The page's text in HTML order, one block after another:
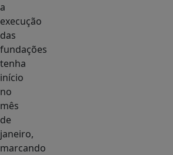
a
execução
das
fundações
tenha
início
no
mês
de
janeiro,
marcando